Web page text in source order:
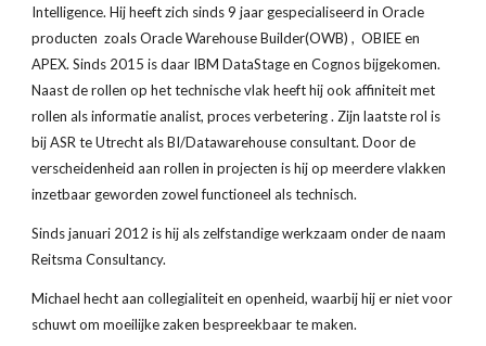
Intelligence. Hij heeft zich sinds 9 jaar gespecialiseerd in Oracle
producten zoals Oracle Warehouse Builder(OWB) , OBIEE en
APEX. Sinds 2015 is daar IBM DataStage en Cognos bijgekomen.
Naast de rollen op het technische vlak heeft hij ook affiniteit met
rollen als informatie analist, proces verbetering . Zijn laatste rol is
bij ASR te Utrecht als BI/Datawarehouse consultant. Door de
verscheidenheid aan rollen in projecten is hij op meerdere vlakken
inzetbaar geworden zowel functioneel als technisch.
Sinds januari 2012 is hij als zelfstandige werkzaam onder de naam
Reitsma Consultancy.
Michael hecht aan collegialiteit en openheid, waarbij hij er niet voor
schuwt om moeilijke zaken bespreekbaar te maken.